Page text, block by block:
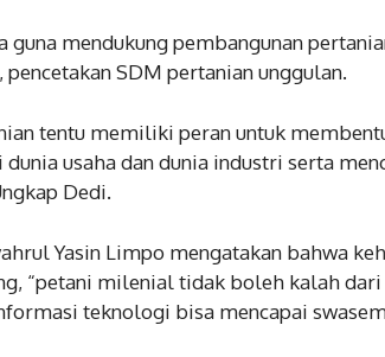
mendukung pembangunan
SDM pertanian unggulan.
tentu memiliki peran untuk
usaha dan dunia industri serta
Dedi.
Yasin Limpo mengatakan bahwa
“petani milenial tidak boleh kalah dari
teknologi bisa mencapai